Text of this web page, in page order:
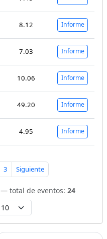
8.12 Informe
7.03 Informe
10.06 Informe
49.20 Informe
4.95 Informe
3 Siguiente
— total de eventos: 24